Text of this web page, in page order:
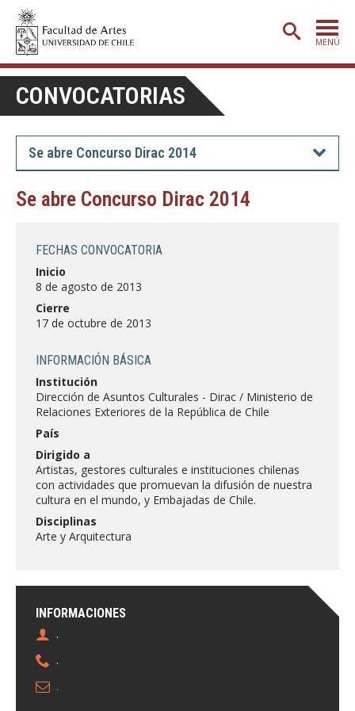
MENÚ
PORTADA
ADMISIÓN
ETAPA BÁSICA
CARRERAS
POSTGRADO
DEPARTAMENTOS
FACULTAD
Estudiantes
Académicas/os
Funcionarias/os
CONVOCATORIAS
Se abre Concurso Dirac 2014
Se abre Concurso Dirac 2014
INFORMACIONES
.
.
.
FECHAS CONVOCATORIA
Inicio
8 de agosto de 2013
Cierre
17 de octubre de 2013
INFORMACIÓN BÁSICA
Institución
Dirección de Asuntos Culturales - Dirac / Ministerio de
Relaciones Exteriores de la República de Chile
País
Dirigido a
Artistas, gestores culturales e instituciones chilenas
con actividades que promuevan la difusión de nuestra
cultura en el mundo, y Embajadas de Chile.
Disciplinas
Arte y Arquitectura